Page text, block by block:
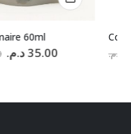
Acrylic 200ml – Ivoire
85.00 Le 65.00د.م.